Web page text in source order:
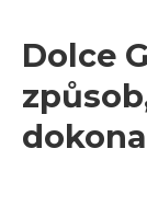
Dolce